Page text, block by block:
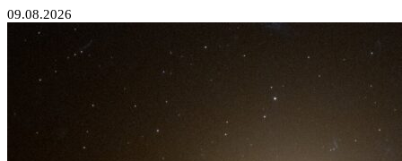
09.08.2026